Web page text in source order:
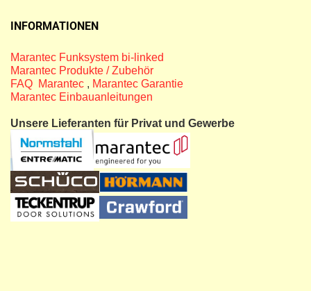
INFORMATIONEN
Marantec Funksystem bi-linked
Marantec Produkte / Zubehör
FAQ Marantec , Marantec Garantie
Marantec Einbauanleitungen
Unsere Lieferanten für Privat und Gewerbe